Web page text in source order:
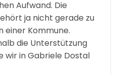
Aufwand. Die
ja nicht gerade zu
einer Kommune.
die Unterstützung
wir in Gabriele Dostal